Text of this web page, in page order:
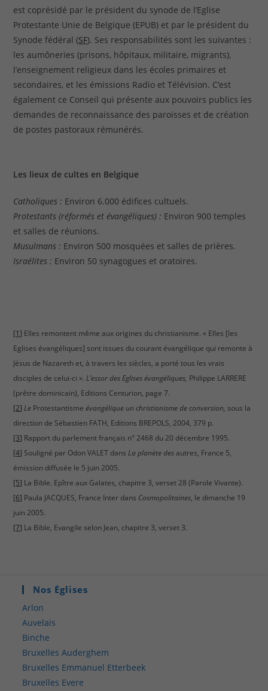
est coprésidé par le président du synode de l’Eglise
Protestante Unie de Belgique (EPUB) et par le président du
Synode fédéral (SF). Ses responsabilités sont les suivantes :
les aumôneries (prisons, hôpitaux, militaire, migrants),
l’enseignement religieux dans les écoles primaires et
secondaires, et les émissions Radio et Télévision. C’est
également ce Conseil qui présente aux pouvoirs publics les
demandes de reconnaissance des paroisses et de création
de postes pastoraux rémunérés.
Les lieux de cultes en Belgique
Catholiques : Environ 6.000 édifices cultuels.
Protestants (réformés et évangéliques) : Environ 900 temples
et salles de réunions.
Musulmans : Environ 500 mosquées et salles de prières.
Israélites : Environ 50 synagogues et oratoires.
[1] Elles remontent même aux origines du christianisme. « Elles [les
Eglises évangéliques] sont issues du courant évangélique qui remonte à
Jésus de Nazareth et, à travers les siècles, a porté tous les vrais
disciples de celui-ci ».L’essor des Eglises évangéliques, Philippe LARRERE
(prêtre dominicain), Editions Centurion, page 7.
[2] Le Protestantismeévangélique un christianisme de conversion, sous la
direction de Sébastien FATH, Editions BREPOLS, 2004, 379 p.
[3] Rapport du parlement français n° 2468 du 20 décembre 1995.
[4] Souligné par Odon VALET dansLa planète desautres, France 5,
émission diffusée le 5 juin 2005.
[5] La Bible. Epître aux Galates, chapitre 3, verset 28 (Parole Vivante).
[6] Paula JACQUES, France Inter dans Cosmopolitaines, le dimanche 19
juin 2005.
[7] La Bible, Evangile selon Jean, chapitre 3, verset 3.
Nos Églises
Arlon
Auvelais
Binche
Bruxelles Auderghem
Bruxelles Emmanuel Etterbeek
Bruxelles Evere